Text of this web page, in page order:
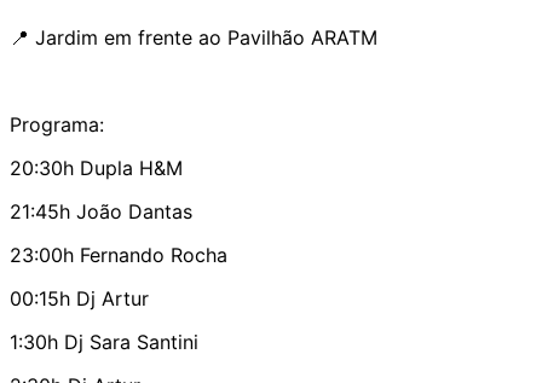
📍 Jardim em frente ao Pavilhão ARATM
Programa:
20:30h Dupla H&M
21:45h João Dantas
23:00h Fernando Rocha
00:15h Dj Artur
1:30h Dj Sara Santini